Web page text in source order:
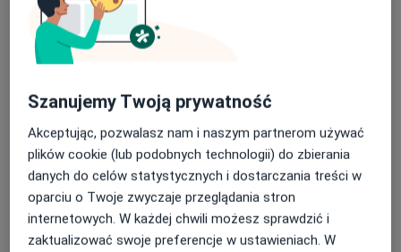
200 zł Szczegóły
Konsultacja ginekologiczna + USG
270 zł Szczegóły
Cytologia
80 zł Szczegóły
Konsultacja endokrynologiczna + USG tarczycy
270 zł Szczegóły
Szanujemy Twoją prywatność
Akceptując, pozwalasz nam i naszym partnerom używać
plików cookie (lub podobnych technologii) do zbierania
danych do celów statystycznych i dostarczania treści w
oparciu o Twoje zwyczaje przeglądania stron
internetowych. W każdej chwili możesz sprawdzić i
zaktualizować swoje preferencje w ustawieniach. W